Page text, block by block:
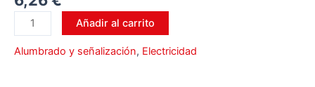
Añadir al carrito
Alumbrado y señalización, Electricidad